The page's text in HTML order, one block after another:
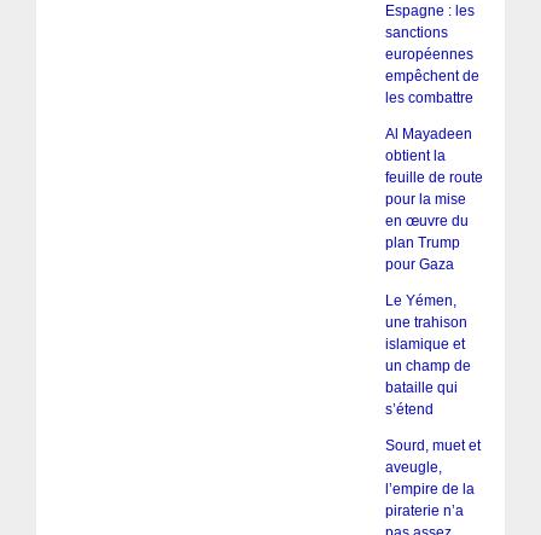
Espagne : les
sanctions
européennes
empêchent de
les combattre
Al Mayadeen
obtient la
feuille de route
pour la mise
en œuvre du
plan Trump
pour Gaza
Le Yémen,
une trahison
islamique et
un champ de
bataille qui
s’étend
Sourd, muet et
aveugle,
l’empire de la
piraterie n’a